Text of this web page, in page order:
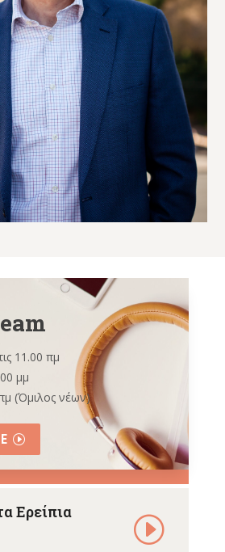
11.00 πμ
μμ
(Όμιλος νέων)
Ερείπια